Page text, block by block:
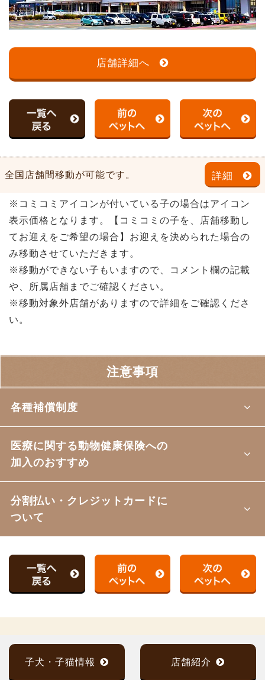
店舗詳細へ
全国店舗間移動が可能です。 詳細
※コミコミアイコンが付いている子の場合はアイコン
表示価格となります。【コミコミの子を、店舗移動し
てお迎えをご希望の場合】お迎えを決められた場合の
み移動させていただきます。
※移動ができない子もいますので、コメント欄の記載
や、所属店舗までご確認ください。
※移動対象外店舗がありますので詳細をご確認くださ
い。
注意事項
各種補償制度
医療に関する動物健康保険への
加入のおすすめ
分割払い・クレジットカードに
ついて
子犬・子猫情報 店舗紹介